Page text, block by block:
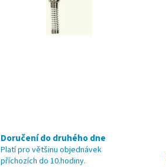
Doručení do druhého dne
Platí pro většinu objednávek
příchozích do 10.hodiny.